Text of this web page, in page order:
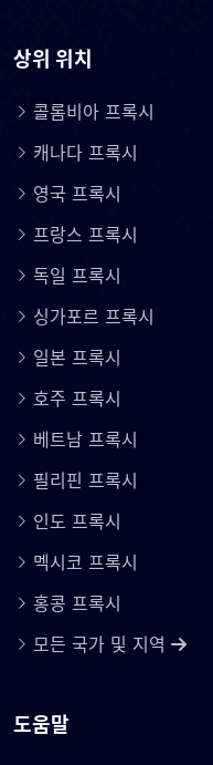
상위 위치
콜롬비아 프록시
캐나다 프록시
영국 프록시
프랑스 프록시
독일 프록시
싱가포르 프록시
일본 프록시
호주 프록시
베트남 프록시
필리핀 프록시
인도 프록시
멕시코 프록시
홍콩 프록시
모든 국가 및 지역
도움말